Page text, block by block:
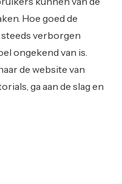
Hoe goed de
verborgen
ongekend van is.
de website van
ga aan de slag en